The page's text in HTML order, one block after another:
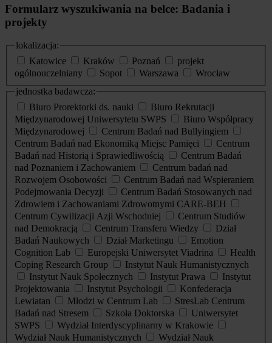
Formularz wyszukiwania na belce: Badania i
projekty
lokalizacja:
Katowice
Kraków Poznań
projekt
ogólnouczelniany
Sopot Warszawa
Wrocław
jednostka badawcza:
Biuro Prorektorki ds. nauki
Biuro Rekrutacji
Międzynarodowej Uniwersytetu SWPS
Biuro Współpracy
Międzynarodowej
Centrum Badań nad Bullyingiem
Centrum Badań nad Ekonomiką Miejsc Pamięci
Centrum
Badań nad Historią i Sprawiedliwością
Centrum Badań
nad Poznaniem i Zachowaniem
Centrum badań nad
Rozwojem Osobowości
Centrum Badań nad Wspieraniem
Podejmowania Decyzji
Centrum Badań Stosowanych nad
Zdrowiem i Zachowaniami Zdrowotnymi CARE-BEH
Centrum Cywilizacji Azji Wschodniej
Centrum Studiów
nad Demokracją
Centrum Transferu Wiedzy
Dział
Badań Naukowych
Dział Marketingu
Emotion
Cognition Lab
Europejski Uniwersytet Viadrina
Health
Coping Research Group
Instytut Nauk Humanistycznych
Instytut Nauk Społecznych
Instytut Prawa
Instytut
Projektowania
Instytut Psychologii
Konfederacja
Lewiatan
Młodzi w Centrum Lab
StresLab Centrum
Badań nad Stresem
Szkoła Doktorska
Uniwersytet
SWPS
Wydział Interdyscyplinarny w Krakowie
Wydział Nauk Humanistycznych
Wydział Nauk